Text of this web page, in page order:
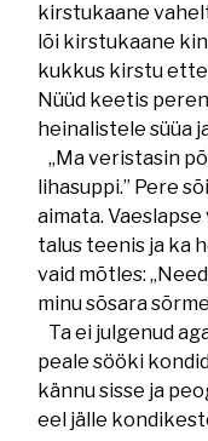
kirstukaane
lõi kirstukaane
kukkus kirstu ette
Nüüd keetis
heinalistele süüa
„Ma veristasin
lihasuppi.” Pere
aimata.
talus teenis ja ka
vaid mõtles:
minu sõsara
Ta ei julgenud
peale sööki
kännu sisse ja
eel jälle